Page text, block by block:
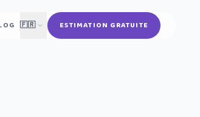
🇫🇷 ESTIMATION GRATUITE